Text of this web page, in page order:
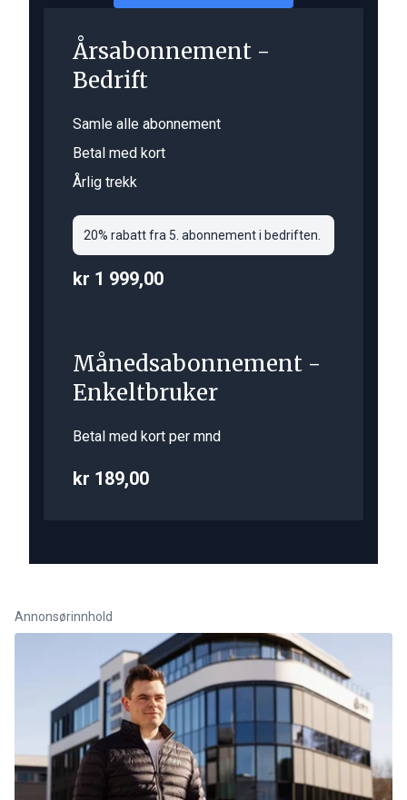
Årsabonnement -
Bedrift
Samle alle abonnement
Betal med kort
Årlig trekk
20% rabatt fra 5. abonnement i bedriften.
kr 1 999,00
Månedsabonnement -
Enkeltbruker
Betal med kort per mnd
kr 189,00
Annonsørinnhold